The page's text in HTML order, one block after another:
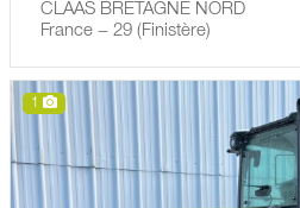
CLAAS BRETAGNE NORD
France − 29 (Finistère)
1